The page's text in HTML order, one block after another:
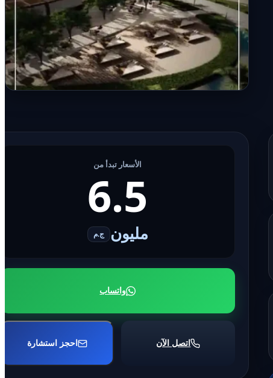
الأسعار تبدأ من
6.5
مليون ج.م
واتساب
اتصل الآن احجز استشارة